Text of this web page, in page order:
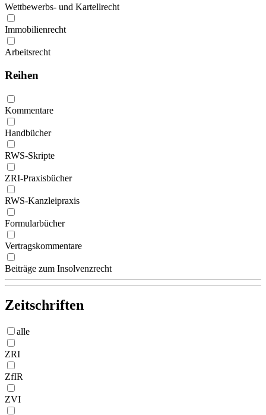
Wettbewerbs- und Kartellrecht
Immobilienrecht
Arbeitsrecht
Reihen
Kommentare
Handbücher
RWS-Skripte
ZRI-Praxisbücher
RWS-Kanzleipraxis
Formularbücher
Vertragskommentare
Beiträge zum Insolvenzrecht
Zeitschriften
alle
ZRI
ZfIR
ZVI